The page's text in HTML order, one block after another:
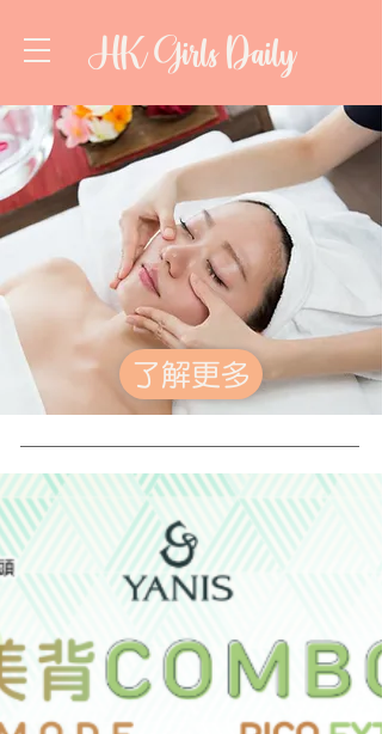
HK Girls Daily
了解更多